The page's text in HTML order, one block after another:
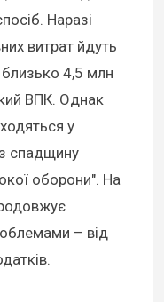
Наразі
витрат йдуть
4,5 млн
ВПК. Однак
у
спадщину
оборони". На
– від